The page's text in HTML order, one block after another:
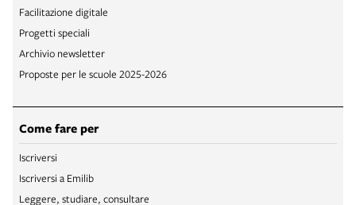
Facilitazione digitale
Progetti speciali
Archivio newsletter
Proposte per le scuole 2025-2026
Come fare per
Iscriversi
Iscriversi a Emilib
Leggere, studiare, consultare